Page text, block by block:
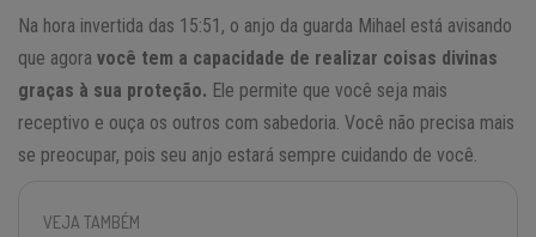
Na hora invertida das 15:51, o anjo da guarda Mihael está avisando
que agora você tem a capacidade de realizar coisas divinas
graças à sua proteção. Ele permite que você seja mais
receptivo e ouça os outros com sabedoria. Você não precisa mais
se preocupar, pois seu anjo estará sempre cuidando de você.
VEJA TAMBÉM